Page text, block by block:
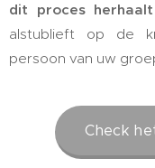
dit proces
alstublieft op de
persoon van uw
Check